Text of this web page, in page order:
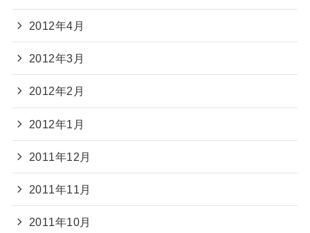
2012年4月
2012年3月
2012年2月
2012年1月
2011年12月
2011年11月
2011年10月